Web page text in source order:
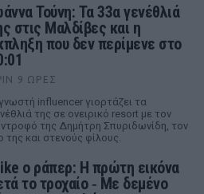
Τούνη: Τα 33α γενέθλιά
στις Μαλδίβες και η
που δεν περίμενε στο
9 ΏΡΕΣ
influencer γιορτάζει τα
της σε ονειρικό resort με τον
της Δημήτρη Σπυριδωνίδη, τον
της και στενούς φίλους.
ο ράπερ: Η πρώτη εικόνα
το τροχαίο ‑ Με δεμένο